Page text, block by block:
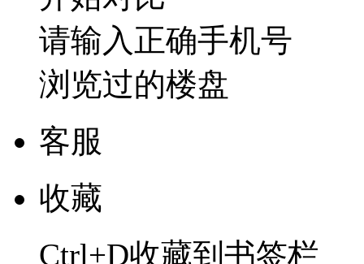
请输入正确手机号
浏览过的楼盘
客服
收藏
Ctrl+D收藏到书签栏